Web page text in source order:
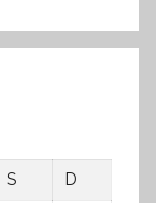
S
D